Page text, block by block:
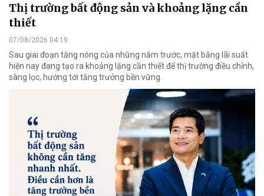
Thị trường bất động sản và khoảng lặng cần
thiết
07/08/2026 04:19
Sau giai đoạn tăng nóng của những năm trước, mặt bằng lãi suất
hiện nay đang tạo ra khoảng lặng cần thiết để thị trường điều chỉnh,
sàng lọc, hướng tới tăng trưởng bền vững.